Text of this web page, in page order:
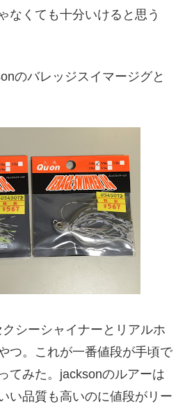
なくても十分いけると思う
のバレッジスイマージグと
シーシャイナーとリアルホ
つ。これが一番値段が手頃で
てみた。jacksonのルアーは
い品質も高いのに値段がリー